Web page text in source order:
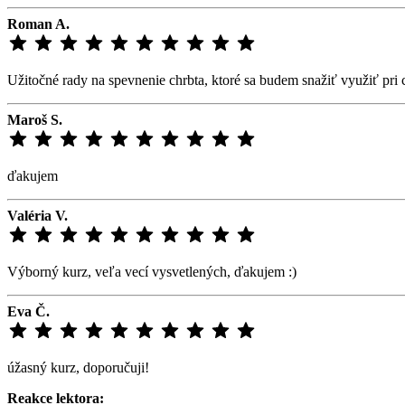
Roman A.
Užitočné rady na spevnenie chrbta, ktoré sa budem snažiť využiť pri
Maroš S.
ďakujem
Valéria V.
Výborný kurz, veľa vecí vysvetlených, ďakujem :)
Eva Č.
úžasný kurz, doporučuji!
Reakce lektora: